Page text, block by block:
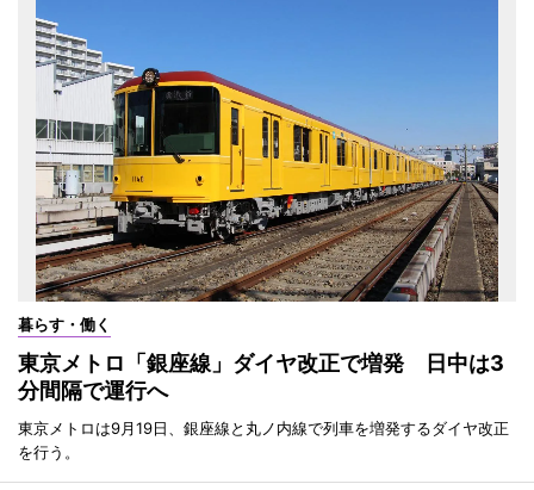
暮らす・働く
東京メトロ「銀座線」ダイヤ改正で増発 日中は3
分間隔で運行へ
東京メトロは9月19日、銀座線と丸ノ内線で列車を増発するダイヤ改正
を行う。